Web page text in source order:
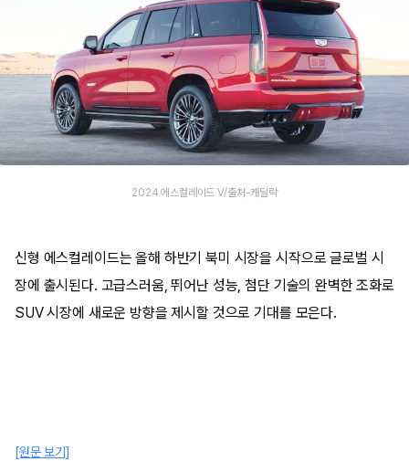
2024 에스컬레이드 V/출처-캐딜락
신형 에스컬레이드는 올해 하반기 북미 시장을 시작으로 글로벌 시
장에 출시된다. 고급스러움, 뛰어난 성능, 첨단 기술의 완벽한 조화로
SUV 시장에 새로운 방향을 제시할 것으로 기대를 모은다.
[원문 보기]